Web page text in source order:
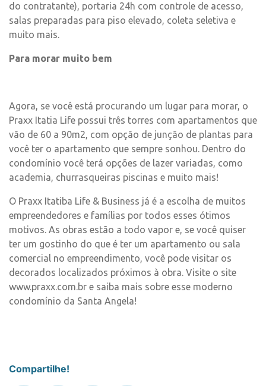
do contratante), portaria 24h com controle de acesso,
salas preparadas para piso elevado, coleta seletiva e
muito mais.
Para morar muito bem
Agora, se você está procurando um lugar para morar, o
Praxx Itatia Life possui três torres com apartamentos que
vão de 60 a 90m2, com opção de junção de plantas para
você ter o apartamento que sempre sonhou. Dentro do
condomínio você terá opções de lazer variadas, como
academia, churrasqueiras piscinas e muito mais!
O Praxx Itatiba Life & Business já é a escolha de muitos
empreendedores e famílias por todos esses ótimos
motivos. As obras estão a todo vapor e, se você quiser
ter um gostinho do que é ter um apartamento ou sala
comercial no empreendimento, você pode visitar os
decorados localizados próximos à obra. Visite o site
www.praxx.com.br e saiba mais sobre esse moderno
condomínio da Santa Angela!
Compartilhe!